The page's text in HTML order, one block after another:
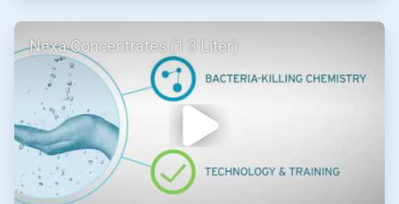
ArticleTile
de
Nexa Concentrates (1 3 Liter)